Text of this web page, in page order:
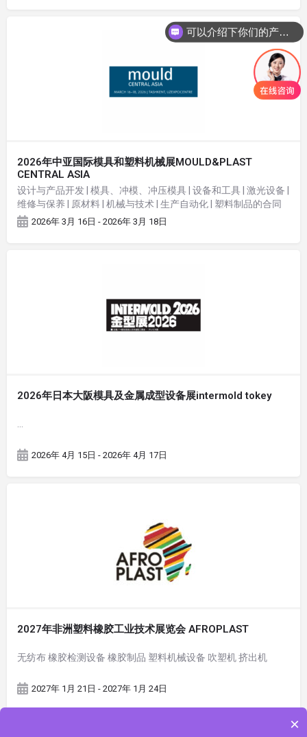
2026年中亚国际模具和塑料机械展MOULD&PLAST
CENTRAL ASIA
设计与产品开发 | 模具、冲模、冲压模具 | 设备和工具 | 激光设备 |
维修与保养 | 原材料 | 机械与技术 | 生产自动化 | 塑料制品的合同
制造 | 回收利用
2026年 3月 16日 - 2026年 3月 18日
2026年日本大阪模具及金属成型设备展intermold tokey
2026年 4月 15日 - 2026年 4月 17日
2027年非洲塑料橡胶工业技术展览会 AFROPLAST
无纺布 橡胶检测设备 橡胶制品 塑料机械设备 吹塑机 挤出机
2027年 1月 21日 - 2027年 1月 24日
可以介绍下你们的产品么
×